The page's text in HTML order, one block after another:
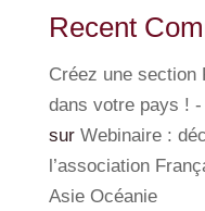
Recent
Créez une section
dans votre pays !
sur Webinaire :
l’association
Asie Océanie